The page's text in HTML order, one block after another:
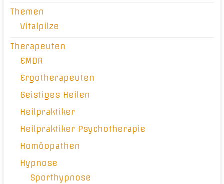
Themen
Vitalpilze
Therapeuten
EMDR
Ergotherapeuten
Geistiges Heilen
Heilpraktiker
Heilpraktiker Psychotherapie
Homöopathen
Hypnose
Sporthypnose